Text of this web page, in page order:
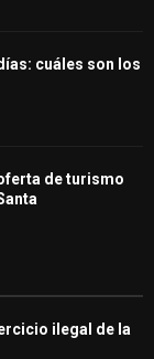
cuáles son los
de turismo
ilegal de la